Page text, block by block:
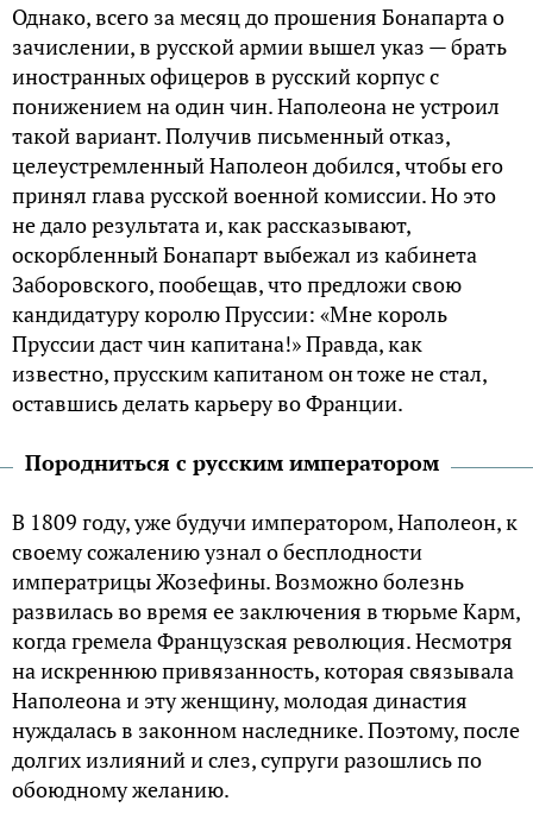
Однако, всего за месяц до прошения Бонапарта о
зачислении, в русской армии вышел указ — брать
иностранных офицеров в русский корпус с
понижением на один чин. Наполеона не устроил
такой вариант. Получив письменный отказ,
целеустремленный Наполеон добился, чтобы его
принял глава русской военной комиссии. Но это
не дало результата и, как рассказывают,
оскорбленный Бонапарт выбежал из кабинета
Заборовского, пообещав, что предложи свою
кандидатуру королю Пруссии: «Мне король
Пруссии даст чин капитана!» Правда, как
известно, прусским капитаном он тоже не стал,
оставшись делать карьеру во Франции.
Породниться с русским императором
В 1809 году, уже будучи императором, Наполеон, к
своему сожалению узнал о бесплодности
императрицы Жозефины. Возможно болезнь
развилась во время ее заключения в тюрьме Карм,
когда гремела Французская революция. Несмотря
на искреннюю привязанность, которая связывала
Наполеона и эту женщину, молодая династия
нуждалась в законном наследнике. Поэтому, после
долгих излияний и слез, супруги разошлись по
обоюдному желанию.